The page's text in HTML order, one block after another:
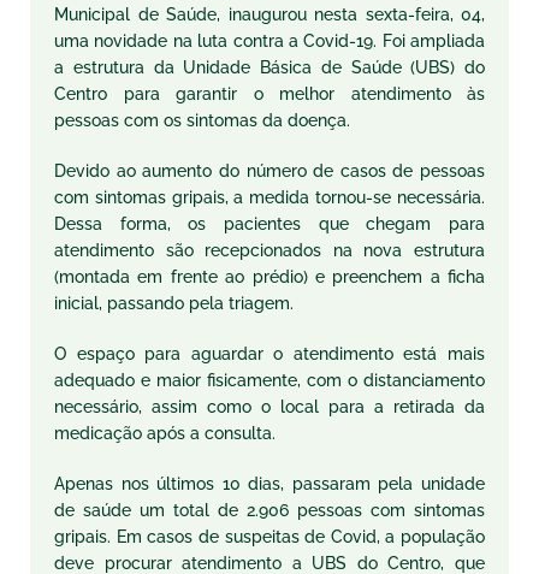
Municipal de Saúde, inaugurou nesta sexta-feira, 04,
uma novidade na luta contra a Covid-19. Foi ampliada
a estrutura da Unidade Básica de Saúde (UBS) do
Centro para garantir o melhor atendimento às
pessoas com os sintomas da doença.
Devido ao aumento do número de casos de pessoas
com sintomas gripais, a medida tornou-se necessária.
Dessa forma, os pacientes que chegam para
atendimento são recepcionados na nova estrutura
(montada em frente ao prédio) e preenchem a ficha
inicial, passando pela triagem.
O espaço para aguardar o atendimento está mais
adequado e maior fisicamente, com o distanciamento
necessário, assim como o local para a retirada da
medicação após a consulta.
Apenas nos últimos 10 dias, passaram pela unidade
de saúde um total de 2.906 pessoas com sintomas
gripais. Em casos de suspeitas de Covid, a população
deve procurar atendimento a UBS do Centro, que